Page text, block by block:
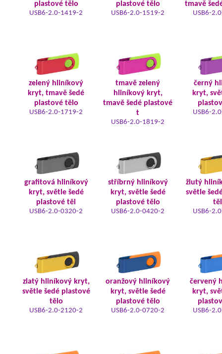
plastové tělo
USB6-2.0-1419-2
plastové tělo
USB6-2.0-1519-2
tmavě
USB6-
zelený hliníkový
kryt, tmavě šedé
plastové tělo
USB6-2.0-1719-2
tmavě zelený
hliníkový kryt,
tmavě šedé plastové
t
USB6-2.0-1819-2
černý
kryt,
USB6-
grafitová hliníkový
kryt, světle šedé
plastové těl
USB6-2.0-0320-2
stříbrný hliníkový
kryt, světle šedé
plastové tělo
USB6-2.0-0420-2
žlutý
světle
USB6-
zlatý hliníkový kryt,
světle šedé plastové
tělo
USB6-2.0-2120-2
oranžový hliníkový
kryt, světle šedé
plastové tělo
USB6-2.0-0720-2
červený
kryt,
USB6-